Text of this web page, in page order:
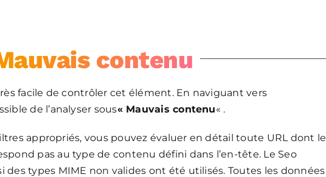
contenu
facile de contrôler cet élément. En naviguant vers
de l’analyser sous« Mauvais contenu« .
appropriés, vous pouvez évaluer en détail toute URL dont le
pas au type de contenu défini dans l’en-tête. Le Seo
des types MIME non valides ont été utilisés. Toutes les données